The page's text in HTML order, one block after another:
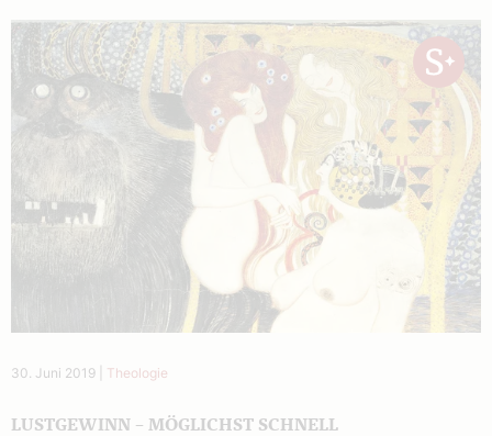
30. Juni 2019 Theologie
LUSTGEWINN – MÖGLICHST SCHNELL